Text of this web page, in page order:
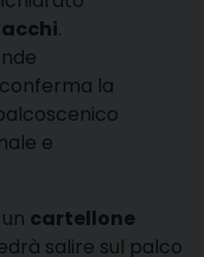
.
la
e
cartellone
salire sul palco